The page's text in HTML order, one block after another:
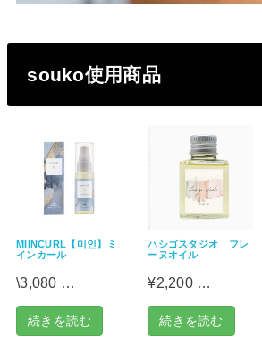
souko使用商品
MIINCURL【미인】ミ
インカール
\3,080 …
続きを読む
ハシゴスタジオ フレ
ーヌオイル
¥2,200 …
続きを読む